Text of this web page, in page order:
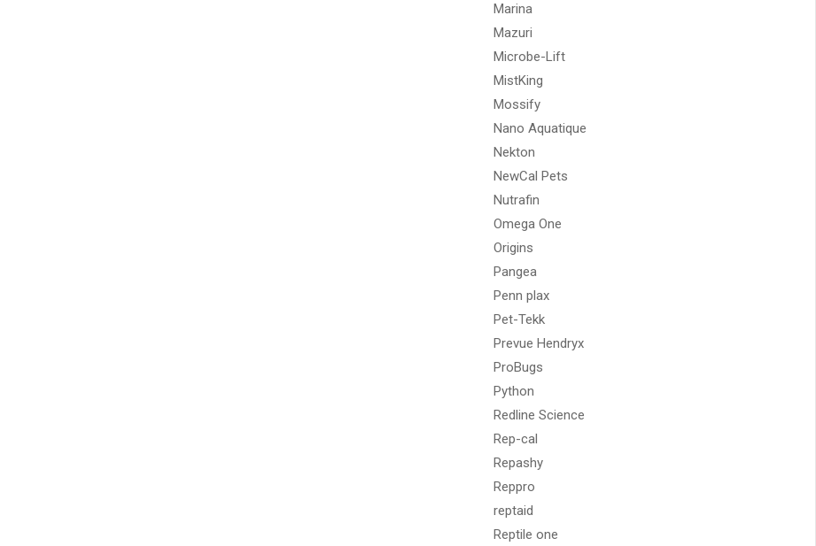
Marina
Mazuri
Microbe-Lift
MistKing
Mossify
Nano Aquatique
Nekton
NewCal Pets
Nutrafin
Omega One
Origins
Pangea
Penn plax
Pet-Tekk
Prevue Hendryx
ProBugs
Python
Redline Science
Rep-cal
Repashy
Reppro
reptaid
Reptile one